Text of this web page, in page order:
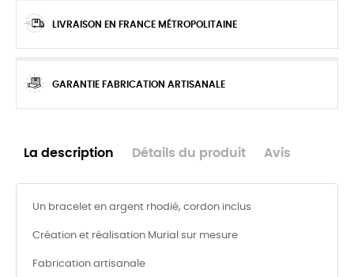
LIVRAISON EN FRANCE MÉTROPOLITAINE
GARANTIE FABRICATION ARTISANALE
La description Détails du produit Avis
Un bracelet en argent rhodié, cordon inclus
Création et réalisation Murial sur mesure
Fabrication artisanale